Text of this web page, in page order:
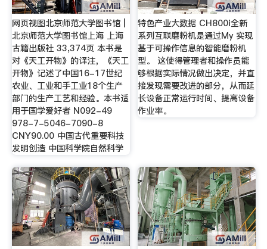
网页视图北京师范大学图书馆 |
北京师范大学图书馆上海 上海
古籍出版社 33,374页 本书是
对《天工开物》的译注，《天工
开物》记述了中国16-17世纪
农业、工业和手工业18个生产
部门的生产工艺和经验。本书适
用于国学爱好者 N092-49
978-7-5046-7090-8
CNY90.00 中国古代重要科技
发明创造 中国科学院自然科学
特色产业大数据 CH800i全新
系列互联磨粉机是通过My 实现
基于可操作信息的智能磨粉机
型。 这使得管理者和操作员能
够根据实际情况做出决定，并直
接发现需要改进的部分，从而延
长设备正常运行时间、提高设备
作业率。